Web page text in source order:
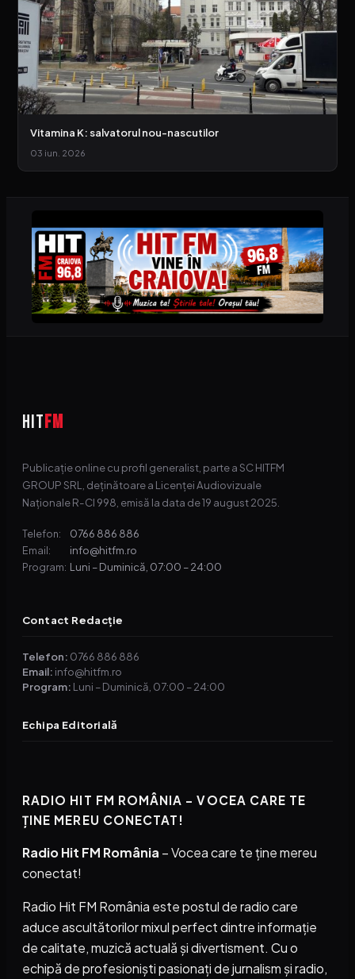
Vitamina K: salvatorul nou-nascutilor
03 iun. 2026
HITFM
Publicație online cu profil generalist, parte a SC HITFM
GROUP SRL, deținătoare a Licenței Audiovizuale
Naționale R-CI 998, emisă la data de 19 august 2025.
Telefon: 0766 886 886
Email: info@hitfm.ro
Program: Luni – Duminică, 07:00 – 24:00
Contact Redacție
Telefon: 0766 886 886
Email: info@hitfm.ro
Program: Luni – Duminică, 07:00 – 24:00
Echipa Editorială
RADIO HIT FM ROMÂNIA – VOCEA CARE TE
ȚINE MEREU CONECTAT!
Radio Hit FM România – Vocea care te ține mereu
conectat!
Radio Hit FM România este postul de radio care
aduce ascultătorilor mixul perfect dintre informație
de calitate, muzică actuală și divertisment. Cu o
echipă de profesioniști pasionați de jurnalism și radio,